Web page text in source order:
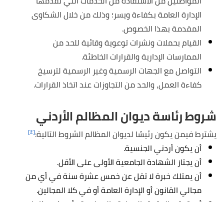
الإدارة العامة بكفاءة ويسر؛ وذلك من خلال الشكاوى
المقدمة بهذا الخصوص.
القيام بحملات ونشرات توعوية وقائية للحد من
الممارسات الإدارية والقرارات الخاطئة.
التواصل مع الجهات الرسمية وغير الرسمية لترسيخ
كفاءة العمل، والحد من التجاوزات عند اتخاذ القرارات.
شروط رئاسة ديوان المظالم الأردني
يشترط فيمن يكون رئيسًا لديوان المظالم الشروط التالية:[٤]
أن يكون أردني الجنسية.
أن يجتاز الشهادة الجامعية الأولى على الأقل.
أن يمتلك خبرة لا تقل عن خمس عشرة سنة في أي من
مجالي القانون أو الإدارة العامة أو في كلا المجالين.